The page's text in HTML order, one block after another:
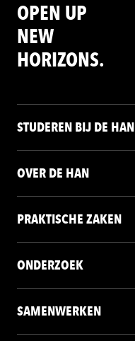
OPEN UP
NEW
HORIZONS.
STUDEREN BIJ DE HAN
OVER DE HAN
PRAKTISCHE ZAKEN
ONDERZOEK
SAMENWERKEN